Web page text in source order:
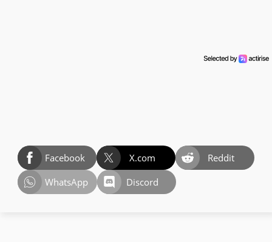
Facebook X.com
Reddit
WhatsApp
Discord